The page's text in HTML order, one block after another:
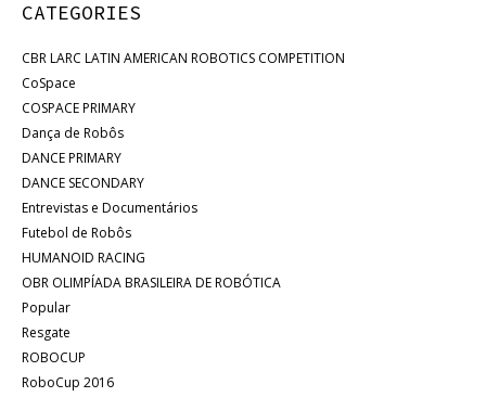
CATEGORIES
CBR LARC LATIN AMERICAN ROBOTICS COMPETITION
CoSpace
COSPACE PRIMARY
Dança de Robôs
DANCE PRIMARY
DANCE SECONDARY
Entrevistas e Documentários
Futebol de Robôs
HUMANOID RACING
OBR OLIMPÍADA BRASILEIRA DE ROBÓTICA
Popular
Resgate
ROBOCUP
RoboCup 2016